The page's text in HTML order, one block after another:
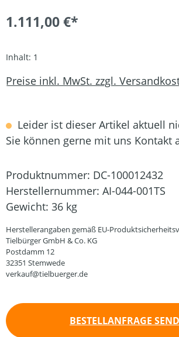
1.111,00 €*
Inhalt: 1
Preise inkl. MwSt. zzgl.
Leider ist dieser Artikel aktuell
Sie können gerne mit uns Kontakt
Produktnummer: DC-100012432
Herstellernummer: AI-044-001TS
Gewicht: 36 kg
Herstellerangaben gemäß EU-
Tielbürger GmbH & Co. KG
Postdamm 12
32351 Stemwede
verkauf@tielbuerger.de
BESTELLANFRAGE